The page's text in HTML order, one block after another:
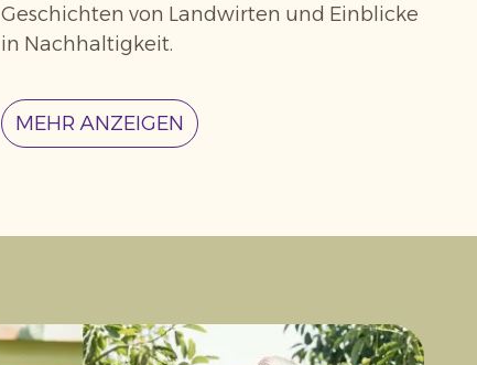
Geschichten von Landwirten und Einblicke
in Nachhaltigkeit.
MEHR ANZEIGEN